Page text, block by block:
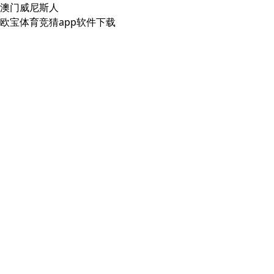
澳门威尼斯人
欧宝体育竞猜app软件下载